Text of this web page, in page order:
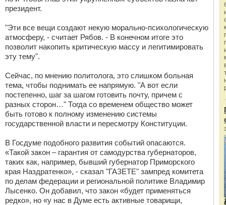
президент.
"Эти все вещи создают некую морально-психологическую
атмосферу, - считает Рябов. - В конечном итоге это
позволит накопить критическую массу и легитимировать
эту тему".
Сейчас, по мнению политолога, это слишком больная
тема, чтобы поднимать ее напрямую. "А вот если
постепенно, шаг за шагом готовить почту, причем с
разных сторон…" Тогда со временем общество может
быть готово к полному изменению системы
государственной власти и пересмотру Конституции.
В Госдуме подобного развития событий опасаются.
«Такой закон – гарантия от самодурства губернаторов,
таких как, например, бывший губернатор Приморского
края Наздратенко», - сказал "ГАЗЕТЕ" зампред комитета
по делам федерации и региональной политике Владимир
Лысенко. Он добавил, что закон «будет применяться
редко», но «у нас в Думе есть активные товарищи,